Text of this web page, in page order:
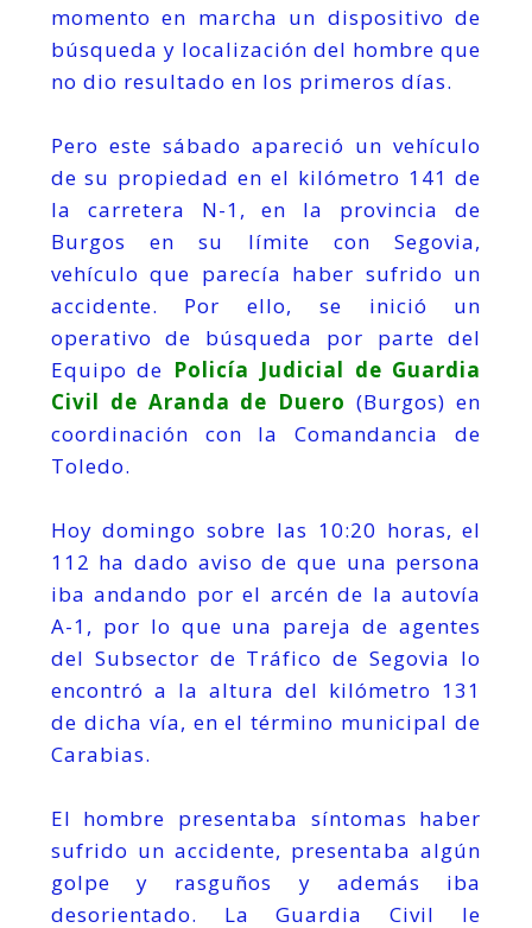
momento en marcha un dispositivo de
búsqueda y localización del hombre que
no dio resultado en los primeros días.
Pero este sábado apareció un vehículo
de su propiedad en el kilómetro 141 de
la carretera N-1, en la provincia de
Burgos en su límite con Segovia,
vehículo que parecía haber sufrido un
accidente. Por ello, se inició un
operativo de búsqueda por parte del
Equipo de Policía Judicial de Guardia
Civil de Aranda de Duero (Burgos) en
coordinación con la Comandancia de
Toledo.
Hoy domingo sobre las 10:20 horas, el
112 ha dado aviso de que una persona
iba andando por el arcén de la autovía
A-1, por lo que una pareja de agentes
del Subsector de Tráfico de Segovia lo
encontró a la altura del kilómetro 131
de dicha vía, en el término municipal de
Carabias.
El hombre presentaba síntomas haber
sufrido un accidente, presentaba algún
golpe y rasguños y además iba
desorientado. La Guardia Civil le